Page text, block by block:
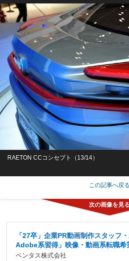
RAETON CCコンセプト（13/14）
この記事へ戻る
「27卒」企業PR動画制作スタッフ
Adobe系習得」映像・動画系転職希
ベンタス株式会社